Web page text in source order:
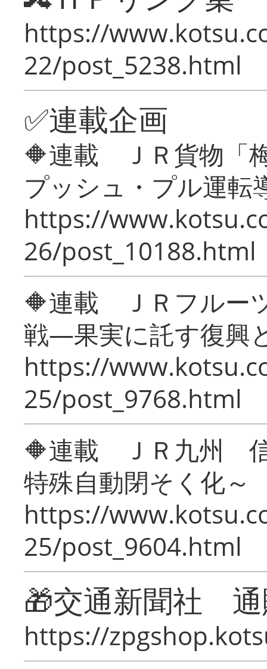
https://
22/post_5238.html
✅連載企画
🔶連載 ＪＲ貨物「
プッシュ・プル運転
https://
26/post_10188.html
🔶連載 ＪＲフルー
戦―果実に託す復興
https://
25/post_9768.html
🔶連載 ＪＲ九州 信
特殊自動閉そく化～
https://
25/post_9604.html
🎁交通新聞社
https://